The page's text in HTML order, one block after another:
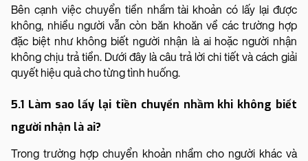
Bên cạnh việc chuyển tiền nhầm tài khoản có lấy lại được
không, nhiều người vẫn còn băn khoăn về các trường hợp
đặc biệt như không biết người nhận là ai hoặc người nhận
không chịu trả tiền. Dưới đây là câu trả lời chi tiết và cách giải
quyết hiệu quả cho từng tình huống.
5.1 Làm sao lấy lại tiền chuyển nhầm khi không biết
người nhận là ai?
Trong trường hợp chuyển khoản nhầm cho người khác và